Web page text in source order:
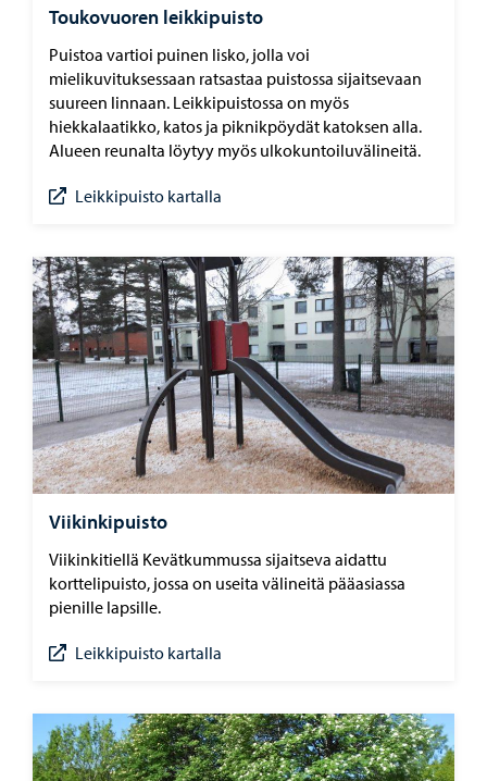
Toukovuoren leikkipuisto
Puistoa vartioi puinen lisko, jolla voi
mielikuvituksessaan ratsastaa puistossa sijaitsevaan
suureen linnaan. Leikkipuistossa on myös
hiekkalaatikko, katos ja piknikpöydät katoksen alla.
Alueen reunalta löytyy myös ulkokuntoiluvälineitä.
Leikkipuisto kartalla
Viikinkipuisto
Viikinkitiellä Kevätkummussa sijaitseva aidattu
korttelipuisto, jossa on useita välineitä pääasiassa
pienille lapsille.
Leikkipuisto kartalla